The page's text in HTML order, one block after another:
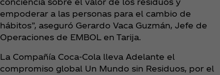
conciencia sobre el valor de los residuos y
empoderar a las personas para el cambio de
hábitos”, aseguró Gerardo Vaca Guzmán, Jefe de
Operaciones de EMBOL en Tarija.
La Compañía Coca‑Cola lleva Adelante el
compromiso global Un Mundo sin Residuos, por el